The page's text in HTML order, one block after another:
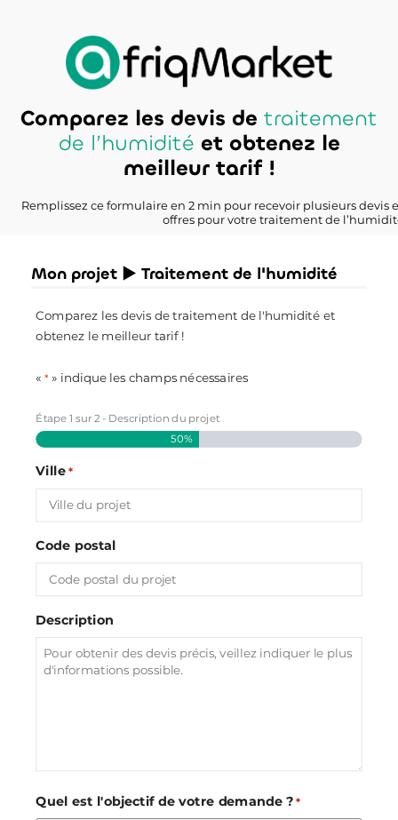
Comparez les devis de traitement
de l’humidité et obtenez le
meilleur tarif !
Remplissez ce formulaire en 2 min pour recevoir plusieurs devis
offres pour votre traitement de
Mon projet ► Traitement de l'humidité
Comparez les devis de traitement de l'humidité et
obtenez le meilleur tarif !
«* » indique les champs nécessaires
Étape1 sur2 - Description du projet
50%
Ville *
Code postal
Description
Quel est l'objectif de votre demande ? *